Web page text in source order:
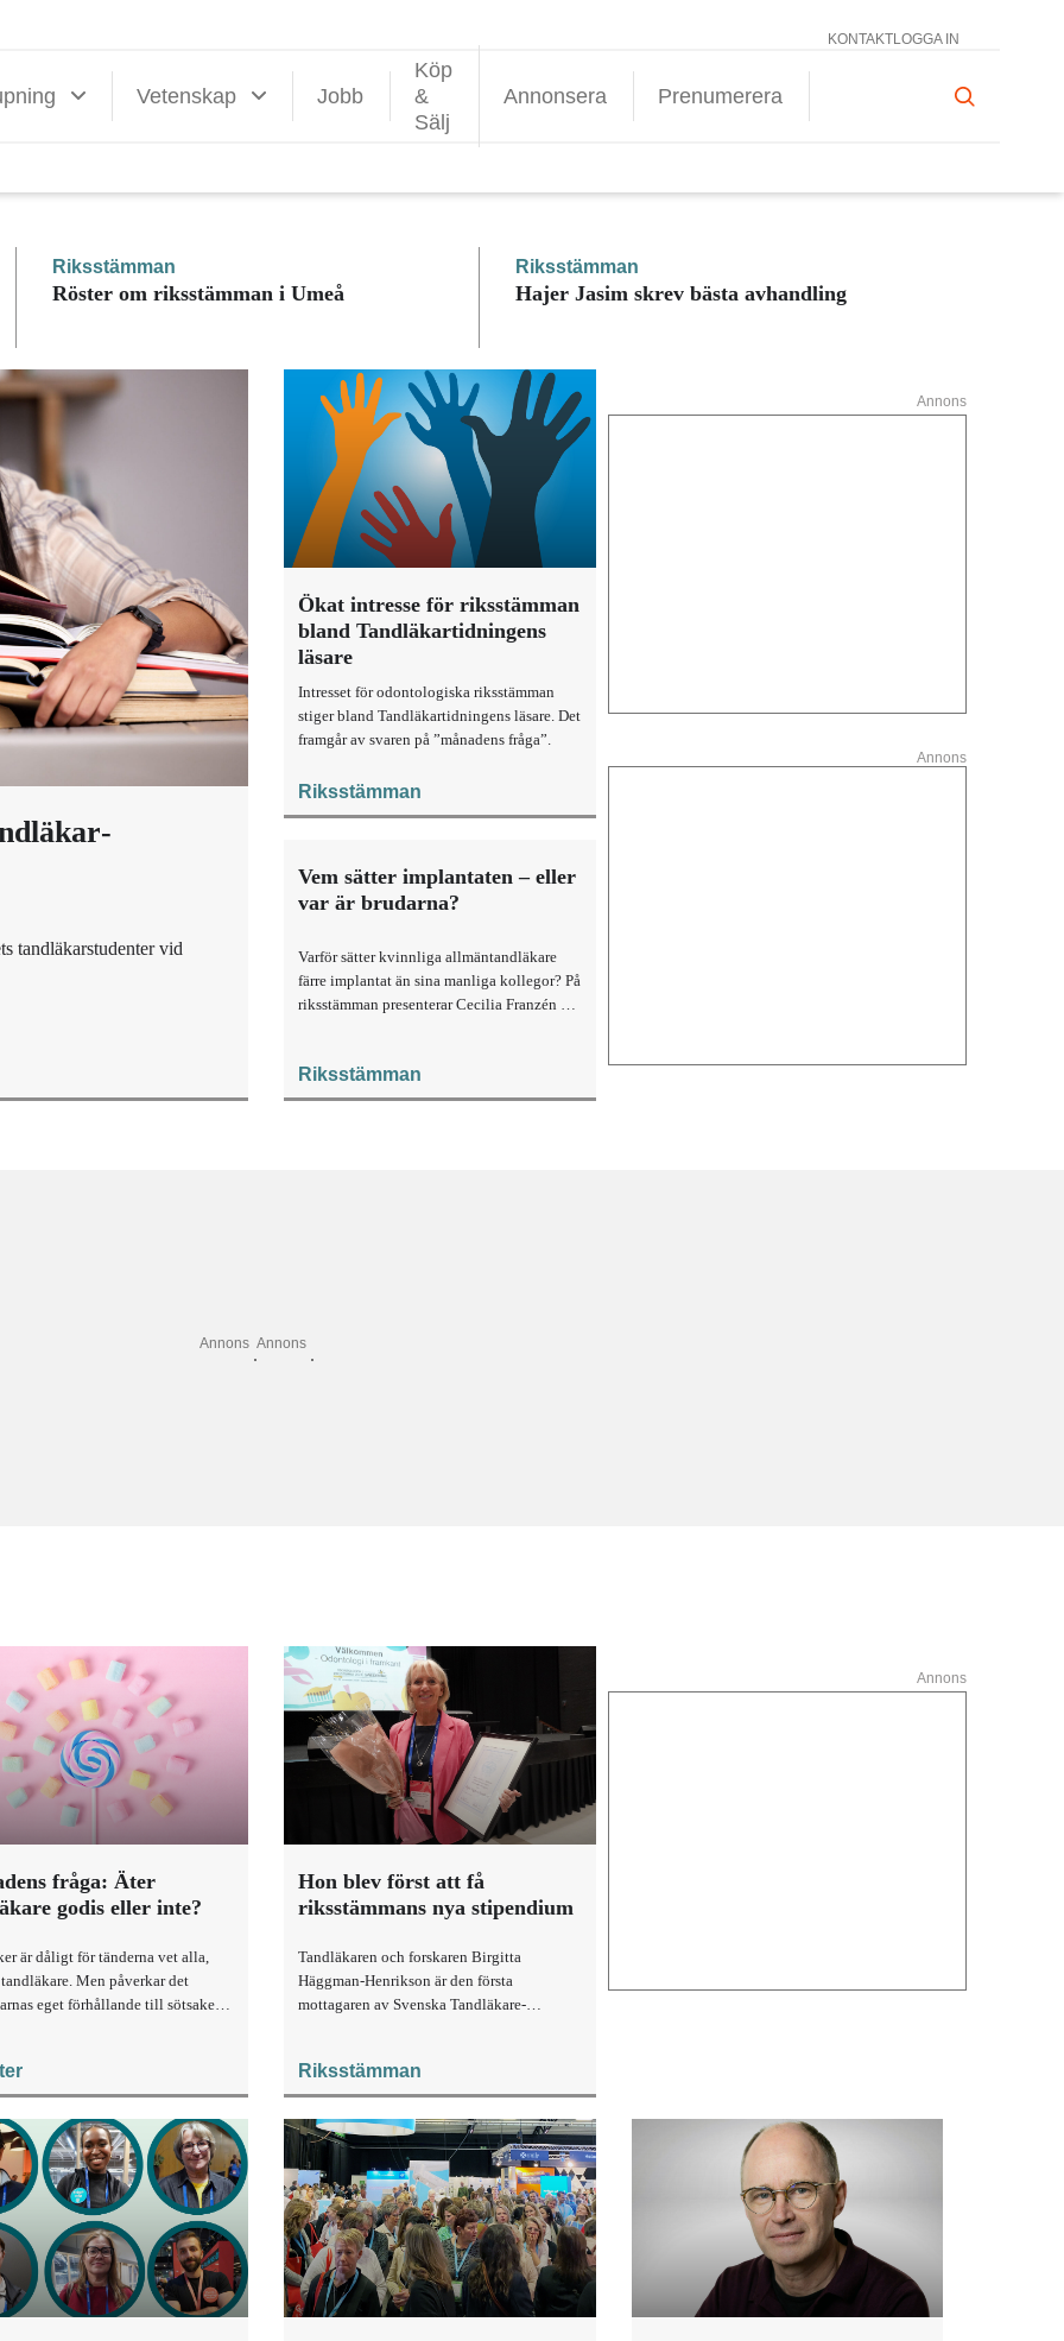
KONTAKTLOGGA IN
Vetenskap Jobb
Köp
&
Sälj
Annonsera Prenumerera
tandläkarstudenter vid
Ökat intresse för riksstämman
bland Tandläkartidningens
läsare
Intresset för odontologiska riksstämman
stiger bland Tandläkartidningens läsare. Det
framgår av svaren på ”månadens fråga”.
Riksstämman
Vem sätter implantaten – eller
var är brudarna?
Varför sätter kvinnliga allmäntandläkare
färre implantat än sina manliga kollegor? På
riksstämman presenterar Cecilia Franzén ny
Riksstämman
fråga: Äter
godis eller inte?
är dåligt för tänderna vet alla,
Men påverkar det
eget förhållande till sötsaker
Hon blev först att få
riksstämmans nya stipendium
Tandläkaren och forskaren Birgitta
Häggman-Henrikson är den första
mottagaren av Svenska Tandläkare-
riksstämman i år.
Riksstämman
Röster om riksstämman i Umeå
Riksstämman
Hajer Jasim skrev bästa avhandling
Riksstämman
Annons Annons
Annons
Annons
Annons